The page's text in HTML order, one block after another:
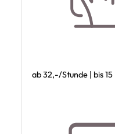
ab 32,-/Stunde | bis